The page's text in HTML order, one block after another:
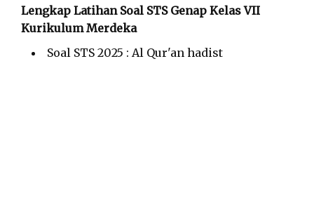
Lengkap Latihan Soal STS Genap Kelas VII
Kurikulum Merdeka
Soal STS 2025 : Al Qur'an hadist